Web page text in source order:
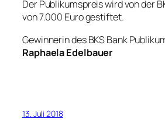
Der Publikumspreis wird von der
von 7.000 Euro gestiftet.
Gewinnerin des BKS Bank
Raphaela Edelbauer
13. Juli 2018